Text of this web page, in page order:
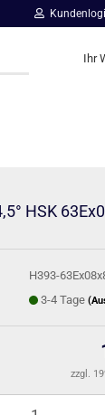
Ihr
HSK
H393-
3-4 Tage
zzgl.